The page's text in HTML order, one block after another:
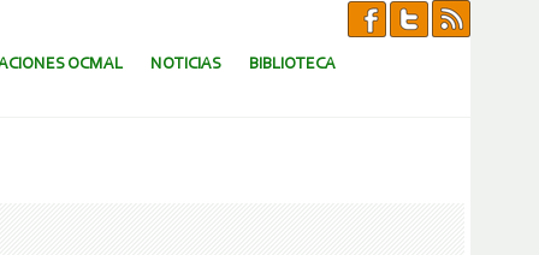
OCMAL NOTICIAS BIBLIOTECA